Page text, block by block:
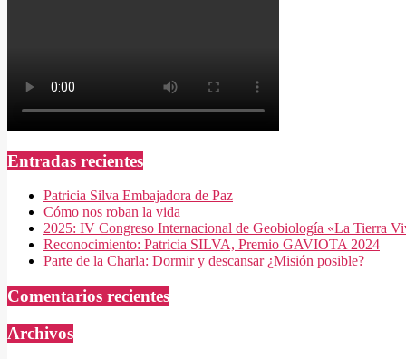
Entradas recientes
Patricia Silva Embajadora de Paz
Cómo nos roban la vida
2025: IV Congreso Internacional de Geobiología «La Tierra
Reconocimiento: Patricia SILVA, Premio GAVIOTA 2024
Parte de la Charla: Dormir y descansar ¿Misión posible?
Comentarios recientes
Archivos